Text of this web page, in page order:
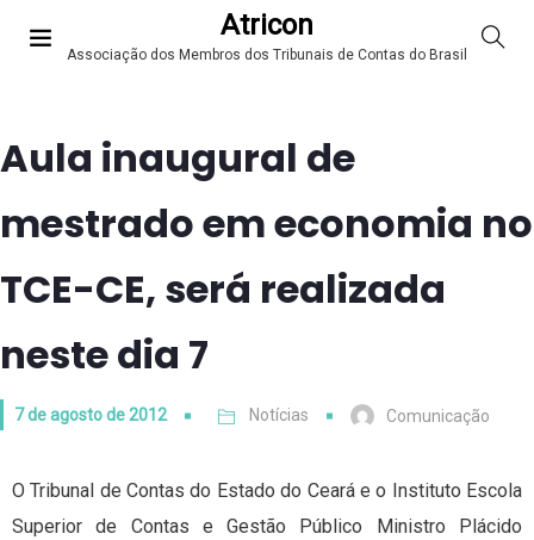
Atricon
Associação dos Membros dos Tribunais de Contas do Brasil
Aula inaugural de
mestrado em economia no
TCE-CE, será realizada
neste dia 7
7 de agosto de 2012 Notícias Comunicação
O Tribunal de Contas do Estado do Ceará e o Instituto Escola
Superior de Contas e Gestão Público Ministro Plácido